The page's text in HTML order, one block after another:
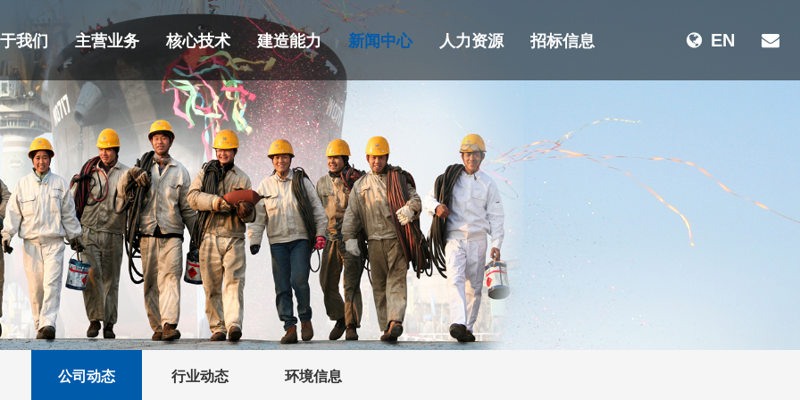
我们 主营业务 核心技术 建造能力 新闻中心 人力资源 招标信息 EN
公司动态 行业动态 环境信息